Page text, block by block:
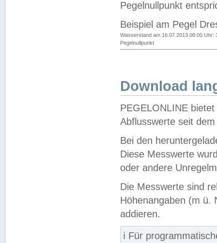
Pegelnullpunkt
Beispiel am Pegel
Wasserstand am 16.07.2013 08:00 Uhr:
Pegelnullpunkt
Download
PEGELONLINE
Abflusswerte seit
Bei den
Diese Messwerte
oder andere
Die Messwerte sind
Höhenangaben (m ü.
addieren.
ℹ️ Für